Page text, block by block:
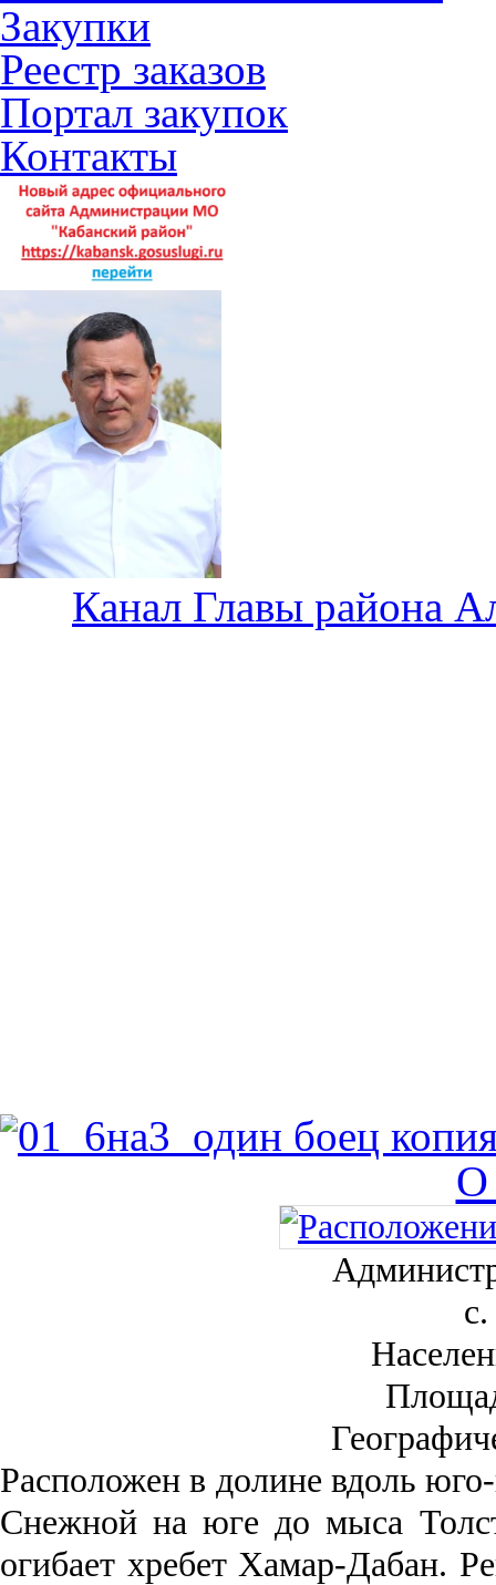
Закупки
Реестр заказов
Портал закупок
Контакты
Канал Главы района
О
Рас­положен в долине вдоль
Снежной на юге до мыса
огибает хребет Хамар-Дабан.